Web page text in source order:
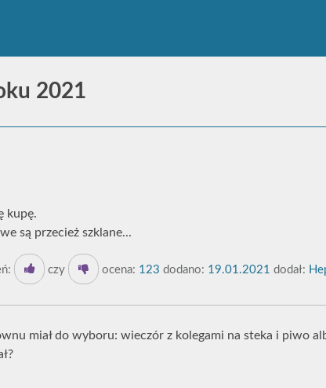
2021
kupę.
są przecież szklane...
czy ocena: 123 dodano: 19.01.2021 dodał:
miał do wyboru: wieczór z kolegami na steka i piwo